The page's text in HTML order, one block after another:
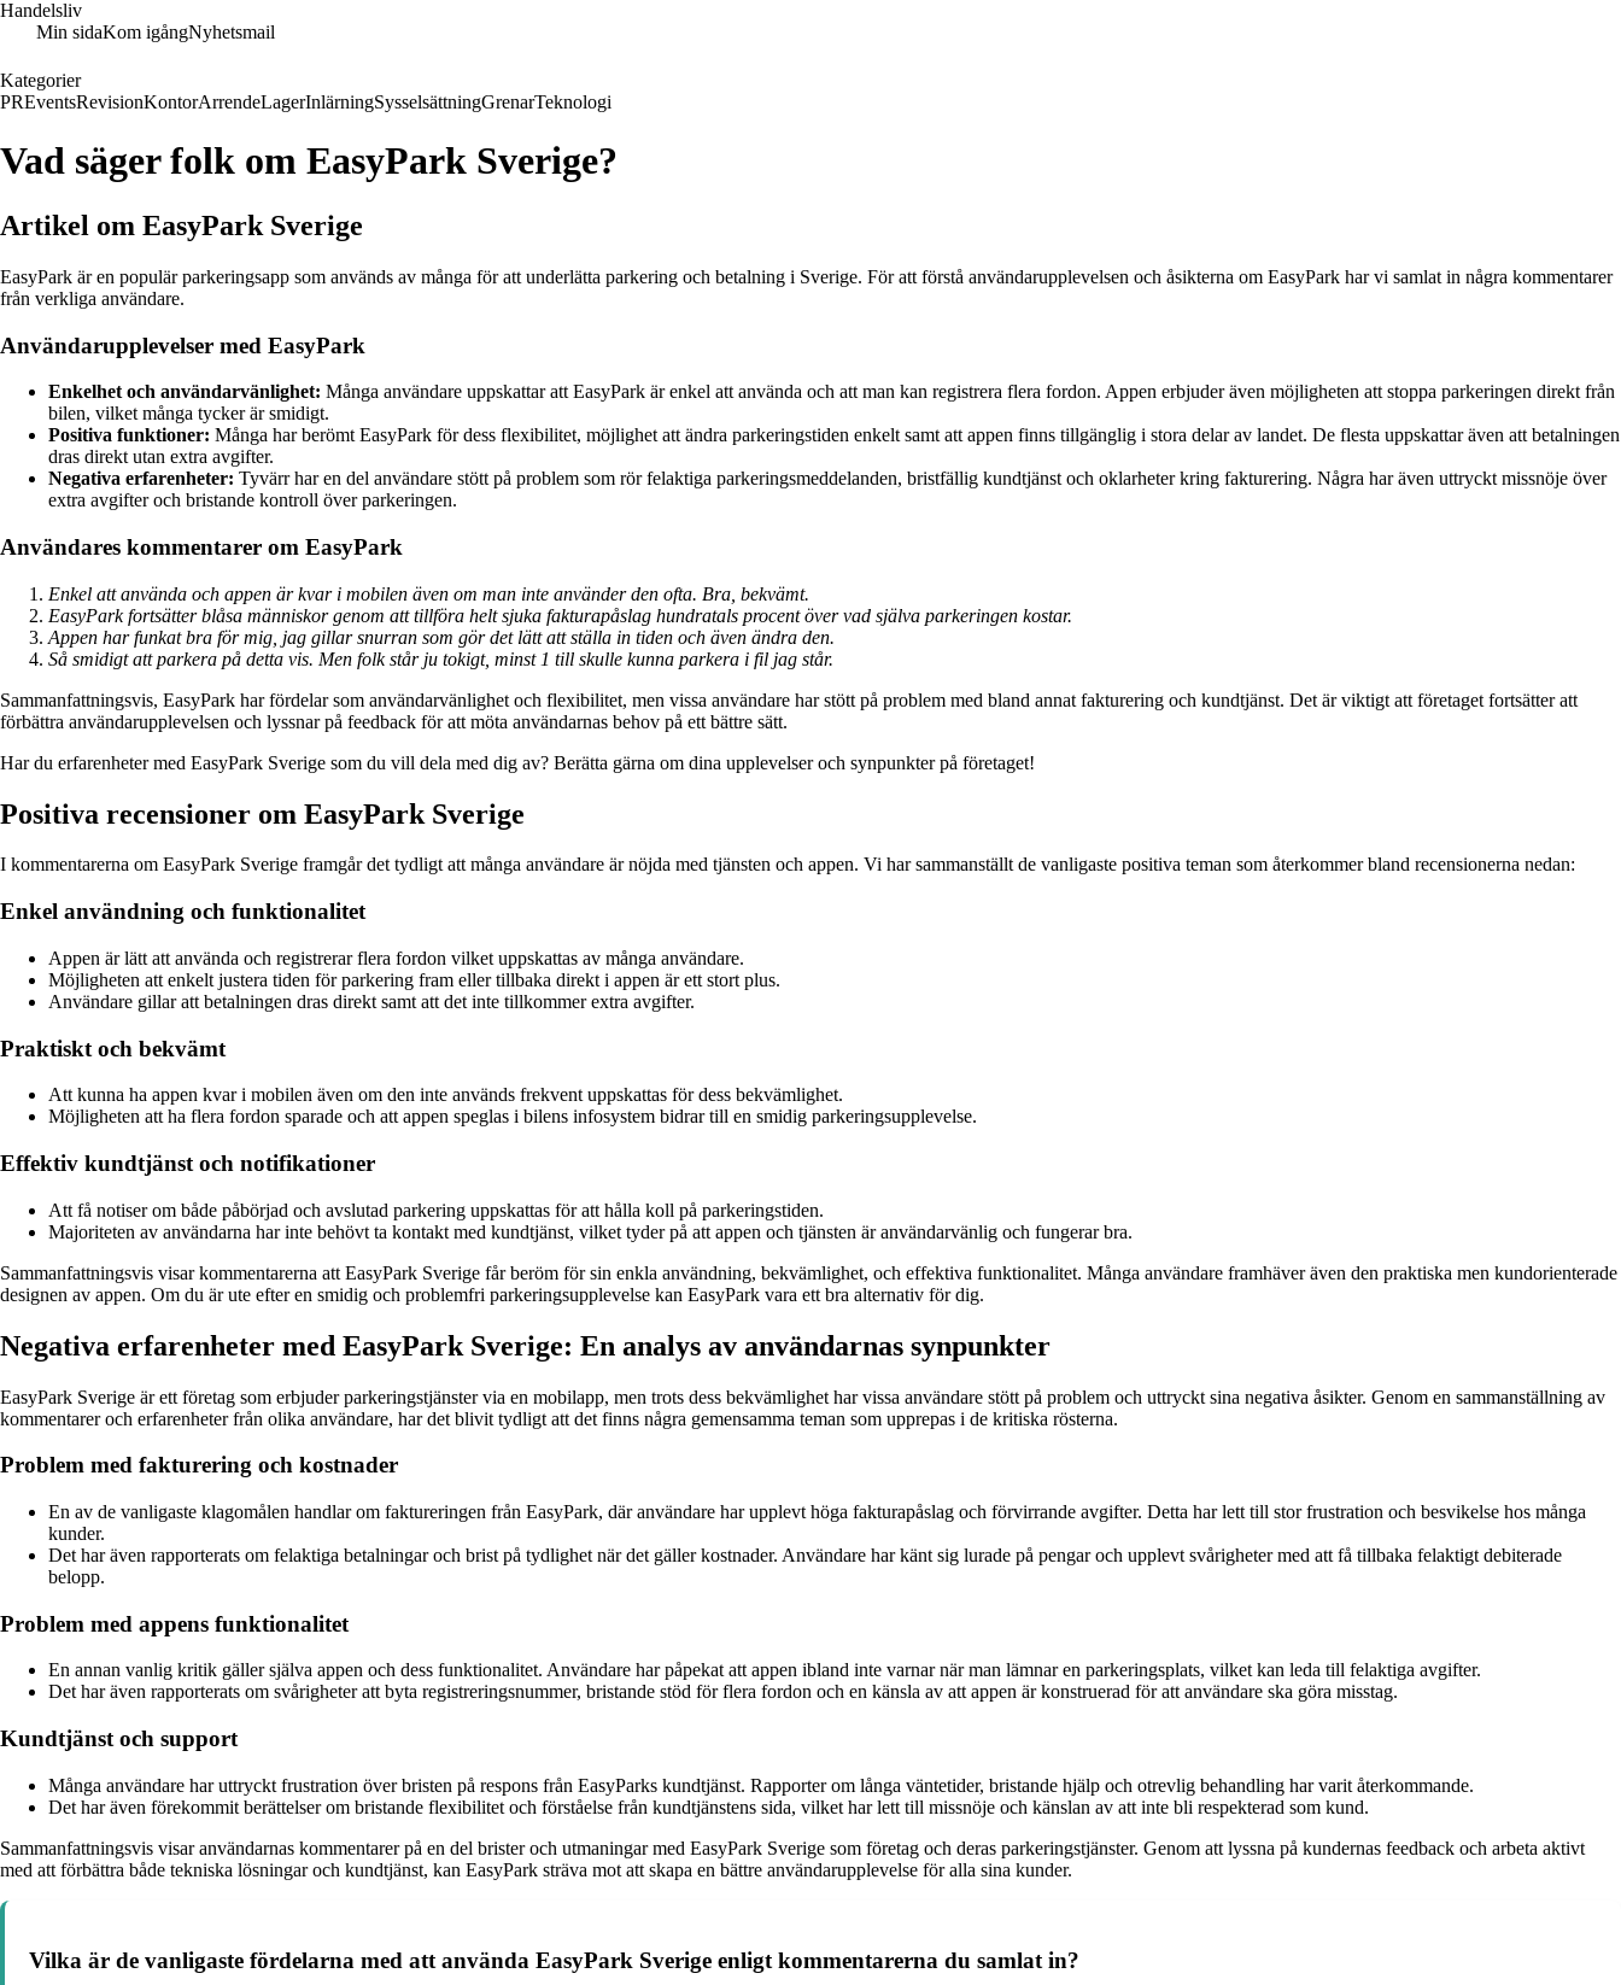
Handelsliv
Min sidaKom igångNyhetsmail
Kategorier
PREventsRevisionKontorArrendeLagerInlärningSysselsättningGrenarTeknologi
Vad säger folk om EasyPark Sverige?
Artikel om EasyPark Sverige
EasyPark är en populär parkeringsapp som används av många för att underlätta parkering och betalning i Sverige. För att förstå användarupplevelsen och åsikterna om EasyPark har vi samlat in några kommentarer
från verkliga användare.
Användarupplevelser med EasyPark
Enkelhet och användarvänlighet: Många användare uppskattar att EasyPark är enkel att använda och att man kan registrera flera fordon. Appen erbjuder även möjligheten att stoppa parkeringen direkt från
bilen, vilket många tycker är smidigt.
Positiva funktioner: Många har berömt EasyPark för dess flexibilitet, möjlighet att ändra parkeringstiden enkelt samt att appen finns tillgänglig i stora delar av landet. De flesta uppskattar även att betalningen
dras direkt utan extra avgifter.
Negativa erfarenheter: Tyvärr har en del användare stött på problem som rör felaktiga parkeringsmeddelanden, bristfällig kundtjänst och oklarheter kring fakturering. Några har även uttryckt missnöje över
extra avgifter och bristande kontroll över parkeringen.
Användares kommentarer om EasyPark
Enkel att använda och appen är kvar i mobilen även om man inte använder den ofta. Bra, bekvämt.
EasyPark fortsätter blåsa människor genom att tillföra helt sjuka fakturapåslag hundratals procent över vad själva parkeringen kostar.
Appen har funkat bra för mig, jag gillar snurran som gör det lätt att ställa in tiden och även ändra den.
Så smidigt att parkera på detta vis. Men folk står ju tokigt, minst 1 till skulle kunna parkera i fil jag står.
Sammanfattningsvis, EasyPark har fördelar som användarvänlighet och flexibilitet, men vissa användare har stött på problem med bland annat fakturering och kundtjänst. Det är viktigt att företaget fortsätter att
förbättra användarupplevelsen och lyssnar på feedback för att möta användarnas behov på ett bättre sätt.
Har du erfarenheter med EasyPark Sverige som du vill dela med dig av? Berätta gärna om dina upplevelser och synpunkter på företaget!
Positiva recensioner om EasyPark Sverige
I kommentarerna om EasyPark Sverige framgår det tydligt att många användare är nöjda med tjänsten och appen. Vi har sammanställt de vanligaste positiva teman som återkommer bland recensionerna nedan:
Enkel användning och funktionalitet
Appen är lätt att använda och registrerar flera fordon vilket uppskattas av många användare.
Möjligheten att enkelt justera tiden för parkering fram eller tillbaka direkt i appen är ett stort plus.
Användare gillar att betalningen dras direkt samt att det inte tillkommer extra avgifter.
Praktiskt och bekvämt
Att kunna ha appen kvar i mobilen även om den inte används frekvent uppskattas för dess bekvämlighet.
Möjligheten att ha flera fordon sparade och att appen speglas i bilens infosystem bidrar till en smidig parkeringsupplevelse.
Effektiv kundtjänst och notifikationer
Att få notiser om både påbörjad och avslutad parkering uppskattas för att hålla koll på parkeringstiden.
Majoriteten av användarna har inte behövt ta kontakt med kundtjänst, vilket tyder på att appen och tjänsten är användarvänlig och fungerar bra.
Sammanfattningsvis visar kommentarerna att EasyPark Sverige får beröm för sin enkla användning, bekvämlighet, och effektiva funktionalitet. Många användare framhäver även den praktiska men kundorienterade
designen av appen. Om du är ute efter en smidig och problemfri parkeringsupplevelse kan EasyPark vara ett bra alternativ för dig.
Negativa erfarenheter med EasyPark Sverige: En analys av användarnas synpunkter
EasyPark Sverige är ett företag som erbjuder parkeringstjänster via en mobilapp, men trots dess bekvämlighet har vissa användare stött på problem och uttryckt sina negativa åsikter. Genom en sammanställning av
kommentarer och erfarenheter från olika användare, har det blivit tydligt att det finns några gemensamma teman som upprepas i de kritiska rösterna.
Problem med fakturering och kostnader
En av de vanligaste klagomålen handlar om faktureringen från EasyPark, där användare har upplevt höga fakturapåslag och förvirrande avgifter. Detta har lett till stor frustration och besvikelse hos många
kunder.
Det har även rapporterats om felaktiga betalningar och brist på tydlighet när det gäller kostnader. Användare har känt sig lurade på pengar och upplevt svårigheter med att få tillbaka felaktigt debiterade
belopp.
Problem med appens funktionalitet
En annan vanlig kritik gäller själva appen och dess funktionalitet. Användare har påpekat att appen ibland inte varnar när man lämnar en parkeringsplats, vilket kan leda till felaktiga avgifter.
Det har även rapporterats om svårigheter att byta registreringsnummer, bristande stöd för flera fordon och en känsla av att appen är konstruerad för att användare ska göra misstag.
Kundtjänst och support
Många användare har uttryckt frustration över bristen på respons från EasyParks kundtjänst. Rapporter om långa väntetider, bristande hjälp och otrevlig behandling har varit återkommande.
Det har även förekommit berättelser om bristande flexibilitet och förståelse från kundtjänstens sida, vilket har lett till missnöje och känslan av att inte bli respekterad som kund.
Sammanfattningsvis visar användarnas kommentarer på en del brister och utmaningar med EasyPark Sverige som företag och deras parkeringstjänster. Genom att lyssna på kundernas feedback och arbeta aktivt
med att förbättra både tekniska lösningar och kundtjänst, kan EasyPark sträva mot att skapa en bättre användarupplevelse för alla sina kunder.
Vilka är de vanligaste fördelarna med att använda EasyPark Sverige enligt kommentarerna du samlat in?